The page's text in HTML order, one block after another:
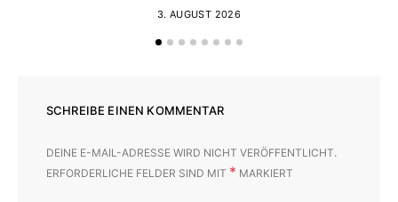
3. AUGUST 2026
SCHREIBE EINEN KOMMENTAR
DEINE E-MAIL-ADRESSE WIRD NICHT VERÖFFENTLICHT.
ERFORDERLICHE FELDER SIND MIT * MARKIERT